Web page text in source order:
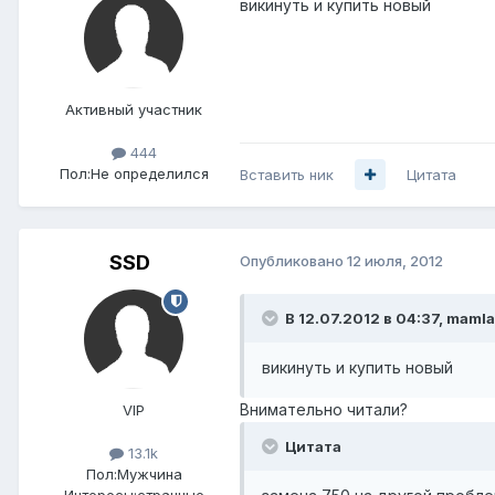
Активный участник
444
Пол:Не определился
викинуть и купить новый
Вставить ник Цитата
SSD
VIP
13.1k
Пол:Мужчина
Опубликовано 12 июля, 2012
В 12.07.2012 в 04:37,
викинуть и купить новый
Внимательно читали?
Цитата